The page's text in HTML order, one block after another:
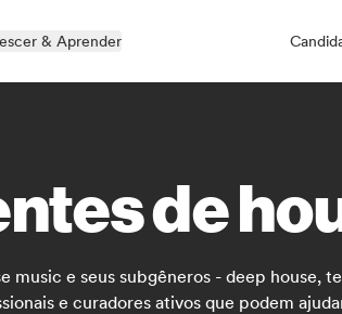
& Aprender
de
e seus subgêneros - deep house,
e curadores ativos que podem